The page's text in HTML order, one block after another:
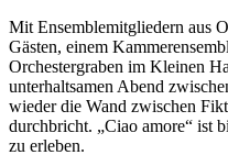
Mit Ensemblemitgliedern aus
Gästen, einem
Orchestergraben im Kleinen
unterhaltsamen Abend
wieder die Wand zwischen
durchbricht. „Ciao amore“ ist
zu erleben.